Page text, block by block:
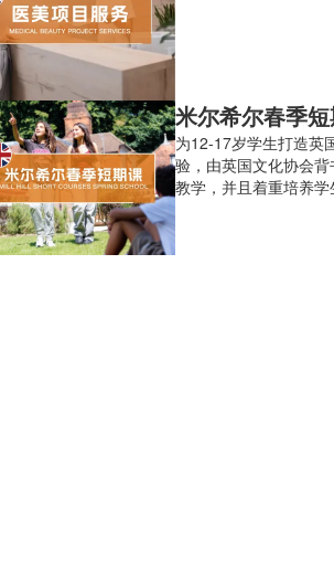
米尔希尔春季
为12-17岁学生打造英
验，由英国文化协会
教学，并且着重培养